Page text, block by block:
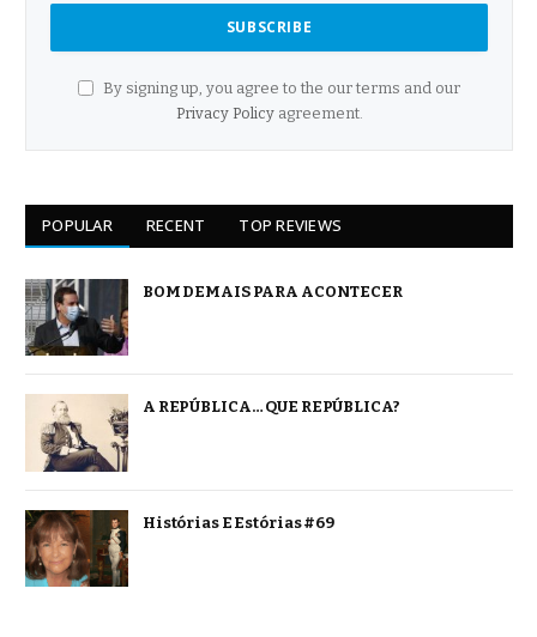
By signing up, you agree to the our terms and our
Privacy Policyagreement.
POPULAR RECENT TOP REVIEWS
BOM DEMAIS PARA ACONTECER
A REPÚBLICA… QUE REPÚBLICA?
Histórias E Estórias #69